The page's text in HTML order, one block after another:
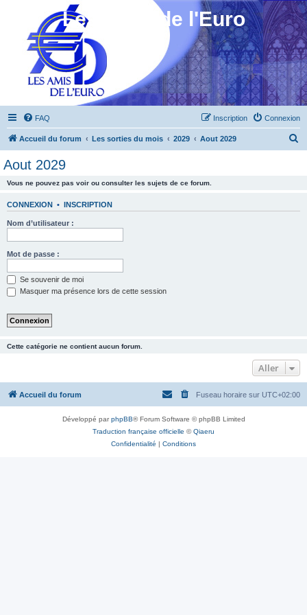
Les Amis de l'Euro
FAQ Connexion
Inscription
Accueil du forum Les sorties du mois 2029 Aout 2029
Aout 2029
Vous ne pouvez pas voir ou consulter les sujets de ce forum.
CONNEXION • INSCRIPTION
Nom d’utilisateur :
Mot de passe :
Se souvenir de moi
Masquer ma présence lors de cette session
Cette catégorie ne contient aucun forum.
Aller
Accueil du forum Fuseau horaire sur UTC+02:00
Développé parphpBB® Forum Software © phpBB Limited
Traduction française officielle ©Qiaeru
Confidentialité | Conditions